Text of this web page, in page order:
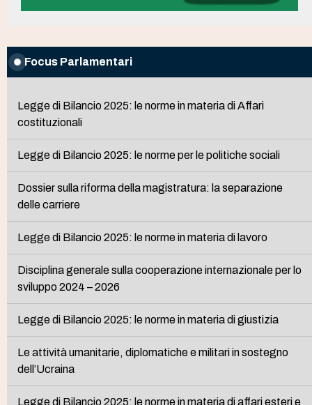
Focus Parlamentari
Legge di Bilancio 2025: le norme in materia di Affari
costituzionali
Legge di Bilancio 2025: le norme per le politiche sociali
Dossier sulla riforma della magistratura: la separazione
delle carriere
Legge di Bilancio 2025: le norme in materia di lavoro
Disciplina generale sulla cooperazione internazionale per lo
sviluppo 2024 – 2026
Legge di Bilancio 2025: le norme in materia di giustizia
Le attività umanitarie, diplomatiche e militari in sostegno
dell’Ucraina
Legge di Bilancio 2025: le norme in materia di affari esteri e